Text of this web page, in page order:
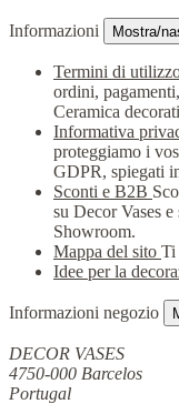
Informazioni Mostra/
Termini di
ordini,
Ceramica
Informativa
proteggiamo i
GDPR, spiegati
Sconti e B2B
su Decor Vases
Showroom.
Mappa del sito Ti
Idee per la
Informazioni negozio
DECOR VASES
4750-000 Barcelos
Portugal